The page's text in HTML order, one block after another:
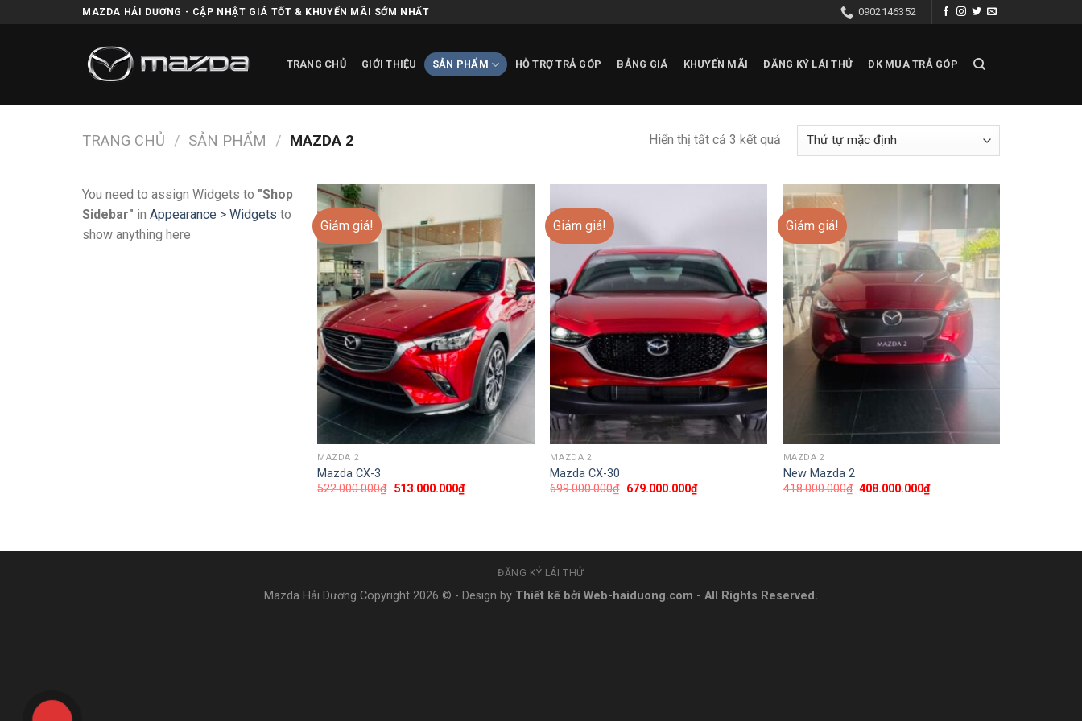
MAZDA HẢI DƯƠNG - CẬP NHẬT GIÁ TỐT & KHUYẾN MÃI SỚM NHẤT 0902146352
TRANG CHỦ GIỚI THIỆU SẢN PHẨM HỖ TRỢ TRẢ GÓP BẢNG GIÁ KHUYẾN MÃI ĐĂNG KÝ LÁI THỬ ĐK MUA TRẢ GÓP
TRANG CHỦ / SẢN PHẨM / MAZDA 2 Hiển thị tất cả 3 kết quả
You need to assign Widgets to "Shop
Sidebar" in Appearance > Widgets to
show anything here
Giảm giá!
wishlist
MAZDA 2
Mazda CX-3
522.000.000₫ 513.000.000₫
Giảm giá!
MAZDA 2
Mazda CX-30
699.000.000₫ 679.000.000₫
Giảm giá!
Add to
wishlist
MAZDA 2
New Mazda 2
418.000.000₫ 408.000.000₫
ĐĂNG KÝ LÁI THỬ
Mazda Hải Dương Copyright 2026 © - Design by Thiết kế bởi Web-haiduong.com - All Rights Reserved .